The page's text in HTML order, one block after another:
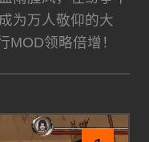
为万人敬仰的大
MOD领略倍增！